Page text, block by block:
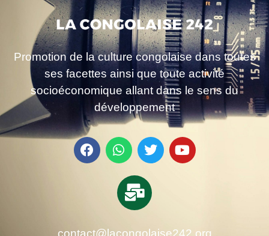
Promotion de la culture congolaise dans toutes
ses facettes ainsi que toute activité
socioéconomique allant dans le sens du
développement
contact@lacongolaise242.org